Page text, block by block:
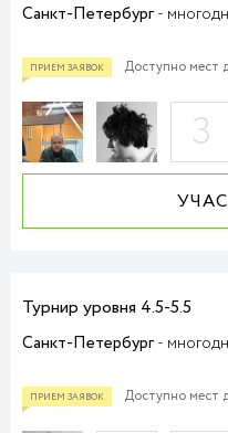
ИДУТ ИГРЫ
ПРИЕМ ЗАЯВОК
Санкт-Петербург-
Доступно мест
3
Турнир уровня 4.5-5.5
Санкт-Петербург-
Доступно мест